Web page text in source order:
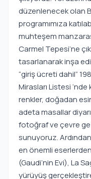
düzenlenecek olan
programımıza
muhteşem
Carmel Tepesi’ne
tasarlanarak inşa
“giriş ücreti dahil”
Mirasları Listesi
renkler, doğadan
adeta masallar
fotoğraf ve çevre
sunuyoruz.
en önemli
(Gaudi’nin Evi), La
yürüyüş